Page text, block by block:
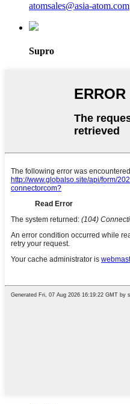
atomsales@asia-atom.com
Supro